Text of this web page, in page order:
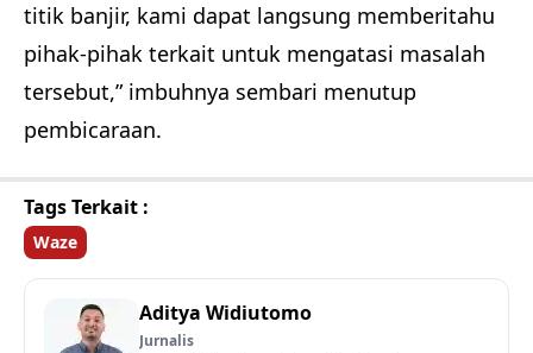
titik banjir, kami dapat langsung memberitahu
pihak-pihak terkait untuk mengatasi masalah
tersebut,” imbuhnya sembari menutup
pembicaraan.
Tags Terkait :
Waze
Aditya Widiutomo
Jurnalis